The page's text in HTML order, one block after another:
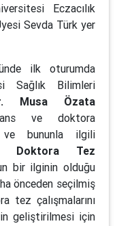
Eczacılık
Sevda Türk yer
ilk oturumda
Sağlık Bilimleri
Musa Özata
ve doktora
ve bununla ilgili
Doktora Tez
bir ilginin olduğu
önceden seçilmiş
tez çalışmalarını
geliştirilmesi için